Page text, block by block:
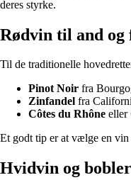
deres styrke.
Rødvin til and og
Til de traditionelle
Pinot Noir fra
Zinfandel fra
Côtes du Rhône eller
Et godt tip er at vælge en vin
Hvidvin og